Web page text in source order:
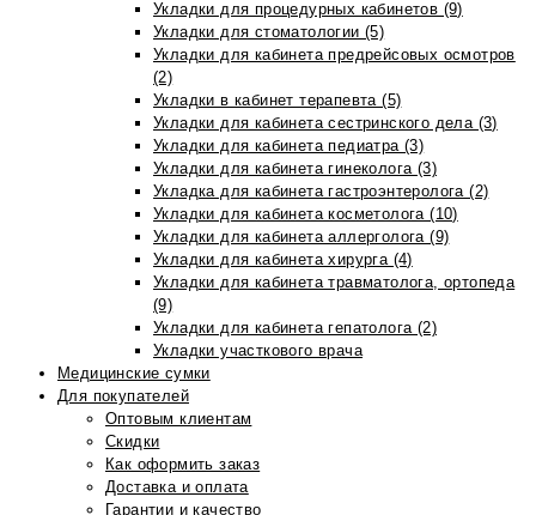
Укладки для процедурных кабинетов (9)
Укладки для стоматологии (5)
Укладки для кабинета предрейсовых осмотров
(2)
Укладки в кабинет терапевта (5)
Укладки для кабинета сестринского дела (3)
Укладки для кабинета педиатра (3)
Укладки для кабинета гинеколога (3)
Укладка для кабинета гастроэнтеролога (2)
Укладки для кабинета косметолога (10)
Укладки для кабинета аллерголога (9)
Укладки для кабинета хирурга (4)
Укладки для кабинета травматолога, ортопеда
(9)
Укладки для кабинета гепатолога (2)
Укладки участкового врача
Медицинские сумки
Для покупателей
Оптовым клиентам
Скидки
Как оформить заказ
Доставка и оплата
Гарантии и качество